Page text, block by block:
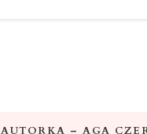
AUTORKA – AGA